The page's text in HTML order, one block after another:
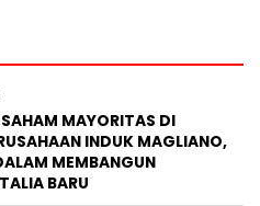
MAYORITAS DI
INDUK MAGLIANO,
MEMBANGUN
BARU